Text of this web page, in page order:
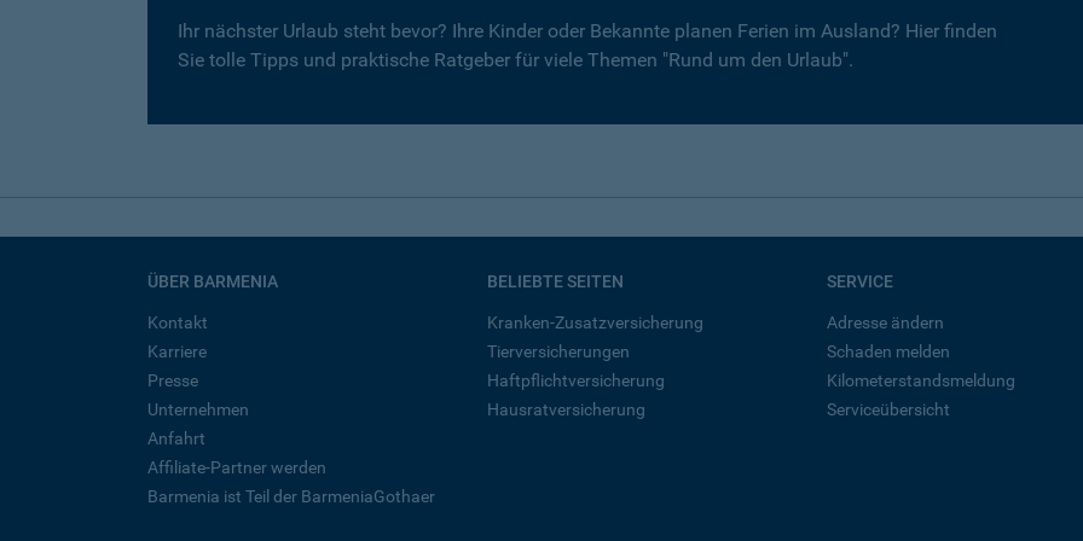
Ihr nächster Urlaub steht bevor? Ihre Kinder oder Bekannte planen Ferien im Ausland? Hier finden
Sie tolle Tipps und praktische Ratgeber für viele Themen "Rund um den Urlaub".
ÜBER BARMENIA
Kontakt
Karriere
Presse
Unternehmen
Anfahrt
Affiliate-Partner werden
Barmenia ist Teil der BarmeniaGothaer
BELIEBTE SEITEN
Kranken-Zusatzversicherung
Tierversicherungen
Haftpflichtversicherung
Hausratversicherung
SERVICE
Adresse ändern
Schaden melden
Kilometerstandsmeldung
Serviceübersicht